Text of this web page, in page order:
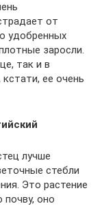
от
удобренных
заросли.
так и в
ее очень
лучше
стебли
Это растение
оно